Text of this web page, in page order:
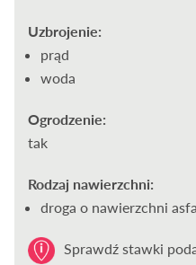
Uzbrojenie:
prąd
woda
Ogrodzenie:
tak
Rodzaj nawierzchni:
droga o nawierzchni
Sprawdź stawki